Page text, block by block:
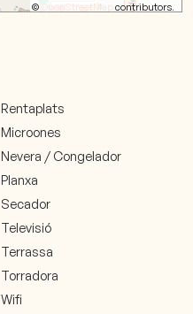
©OpenStreetMapcontributors.
Rentaplats
Microones
Nevera / Congelador
Planxa
Secador
Televisió
Terrassa
Torradora
Wifi